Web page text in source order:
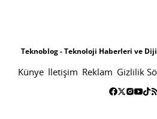
akıllı telefon geliyor
SINAN KÜSTÜR 17 HAZIRAN 2026 16:00